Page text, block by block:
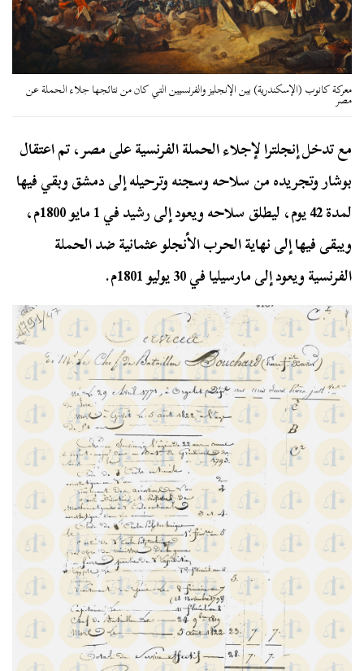
معركة كانوب (الإسكندرية) بين الإنجليز والفرنسيين التي كان من نتائجها جلاء الحملة عن
مصر
مع تدخل إنجلترا لإجلاء الحملة الفرنسية على مصر، تم اعتقال
بوشار وتجريده من سلاحه وسجنه وترحيله إلى دمشق وبقي فيها
لمدة 42 يوم، ليطلق سلاحه ويعود إلى رشيد في 1 مايو 1800م،
ويبقى فيها إلى نهاية الحرب الأنجلو عثمانية ضد الحملة
الفرنسية ويعود إلى مارسيليا في 30 يوليو 1801م.